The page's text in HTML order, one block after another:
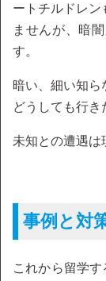
ートチルドレン
ませんが、暗
す。
暗い、細い知ら
どうしても行き
未知との遭遇は
事例と対
これから留学